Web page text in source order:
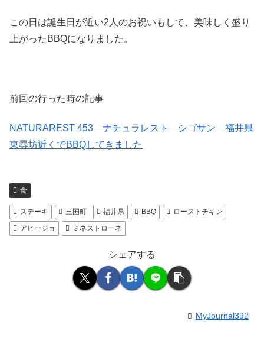
この日は誕生日が近い2人のお祝いもして、美味しく盛り
上がったBBQになりました。
前回の行った時の記事
NATURAREST 453 ナチュラレスト シゴサン 福井県
東尋坊近くでBBQしてきました
食
ステーキ 三国町 福井県 BBQ
ローストチキン
アヒージョ
ミネストローネ
シェアする
MyJournal392